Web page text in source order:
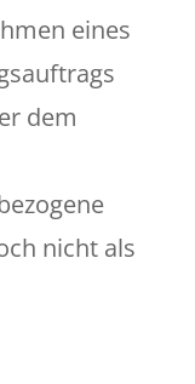
eines
dem
nicht als